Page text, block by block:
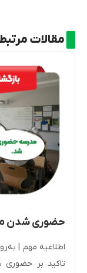
مقالات
سال تحصیلی
تاکید بر